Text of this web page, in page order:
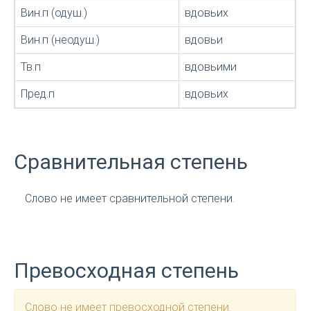
Вин.п (одуш.) вдовьих
Вин.п (неодуш.) вдовьи
Тв.п вдовьими
Пред.п вдовьих
Сравнительная степень
Слово не имеет сравнительной степени.
Превосходная степень
Слово не имеет превосходной степени.